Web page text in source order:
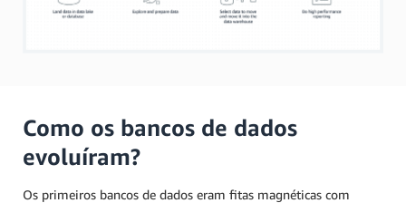
Como os bancos de dados
evoluíram?
Os primeiros bancos de dados eram fitas magnéticas com